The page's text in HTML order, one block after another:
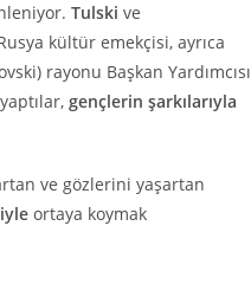
Tulski ve
kültür emekçisi, ayrıca
rayonu Başkan Yardımcısı
gençlerin şarkılarıyla
ve gözlerini yaşartan
ortaya koymak